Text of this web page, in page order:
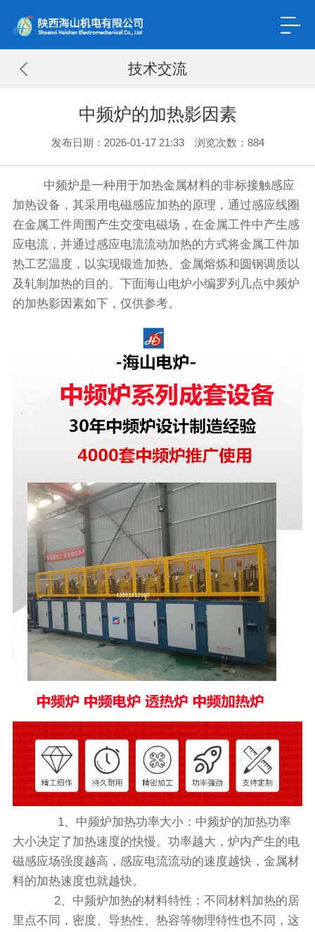
技术交流
中频炉的加热影因素
发布日期：2026-01-17 21:33 浏览次数： 884
中频炉是一种用于加热金属材料的非标接触感应
加热设备，其采用电磁感应加热的原理，通过感应线圈
在金属工件周围产生交变电磁场，在金属工件中产生感
应电流，并通过感应电流流动加热的方式将金属工件加
热工艺温度，以实现锻造加热、金属熔炼和圆钢调质以
及轧制加热的目的。下面海山电炉小编罗列几点中频炉
的加热影因素如下，仅供参考。
1、中频炉‍加热功率大小：中频炉的加热功率
大小决定了加热速度的快慢。功率越大，炉内产生的电
磁感应场强度越高，感应电流流动的速度越快，金属材
料的加热速度也就越快。
2、中频炉加热的材料特性：不同材料加热的居
里点不同，密度、导热性、热容等物理特性也不同，这